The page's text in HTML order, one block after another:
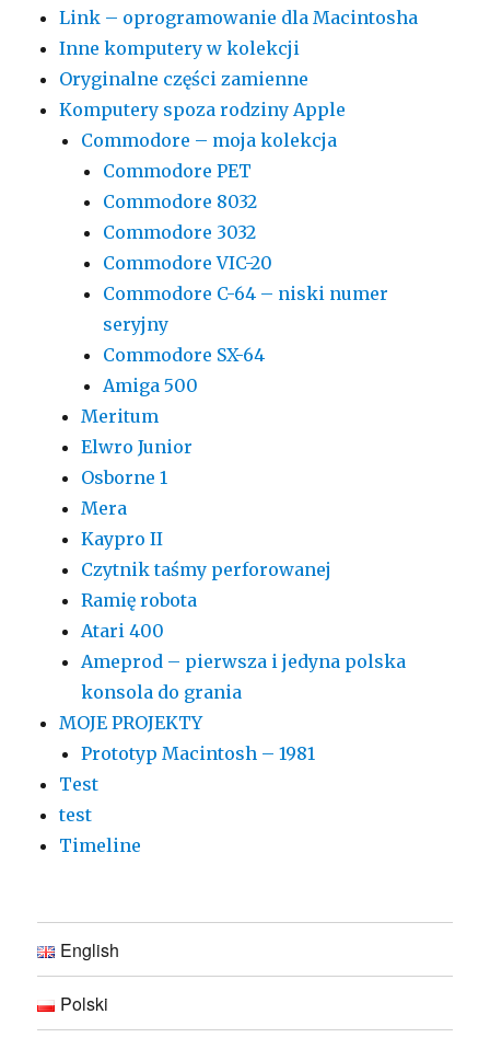
Link – oprogramowanie dla Macintosha
Inne komputery w kolekcji
Oryginalne części zamienne
Komputery spoza rodziny Apple
Commodore – moja kolekcja
Commodore PET
Commodore 8032
Commodore 3032
Commodore VIC-20
Commodore C-64 – niski numer
seryjny
Commodore SX-64
Amiga 500
Meritum
Elwro Junior
Osborne 1
Mera
Kaypro II
Czytnik taśmy perforowanej
Ramię robota
Atari 400
Ameprod – pierwsza i jedyna polska
konsola do grania
MOJE PROJEKTY
Prototyp Macintosh – 1981
Test
test
Timeline
English
Polski